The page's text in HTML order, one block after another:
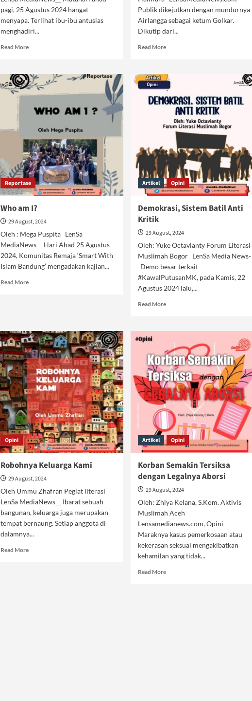
pagi, 25 Agustus 2024 hangat
menyapa. Terlihat ibu-ibu antusias
menghadiri...
Read MoreRead
Melindungi
Generasi
dari
Bebas
Publik dikejutkan dengan mundurnya
Airlangga sebagai ketum Golkar.
Dikutip dari...
Read MoreRead
Penebangan
“Pohon
Beringin”,
Bukti
Deklinasi
Fungsi
Ormas
Reportase
Who am I?
29 August, 2024
Oleh : Mega Puspita LenSa
MediaNews__ Hari Ahad 25 Agustus
2024, Komunitas Remaja ‘Smart With
Islam Bandung’ mengadakan kajian...
Read MoreRead
Artikel Opini
Demokrasi, Sistem Batil Anti
Kritik
29 August, 2024
Oleh: Yuke Octavianty Forum Literasi
Muslimah Bogor LenSa Media News-
-Demo besar terkait
#KawalPutusanMK, pada Kamis, 22
Agustus 2024 lalu,...
Read MoreRead
Demokrasi,
Batil
Anti
Kritik
Opini
Robohnya Keluarga Kami
29 August, 2024
Oleh Ummu Zhafran Pegiat literasi
LenSa MediaNews__ Ibarat sebuah
bangunan, keluarga juga merupakan
tempat bernaung. Setiap anggota di
dalamnya...
Read MoreRead
Artikel Opini
Korban Semakin Tersiksa
dengan Legalnya Aborsi
29 August, 2024
Oleh: Zhiya Kelana, S.Kom. Aktivis
Muslimah Aceh
Lensamedianews.com, Opini -
Maraknya kasus pemerkosaan atau
kekerasan seksual mengakibatkan
kehamilan yang tidak...
Read MoreRead